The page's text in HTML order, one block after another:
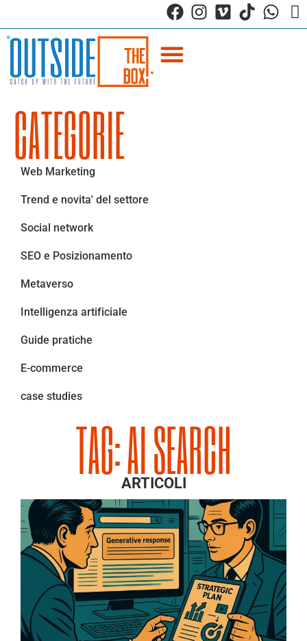
TAG: AI SEARCH
ARTICOLI
CATEGORIE
Web Marketing
Trend e novita' del settore
Social network
SEO e Posizionamento
Metaverso
Intelligenza artificiale
Guide pratiche
E-commerce
case studies